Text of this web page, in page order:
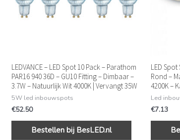
LEDVANCE – LED Spot 10 Pack – Parathom
PAR16 940 36D – GU10 Fitting – Dimbaar –
3.7W – Natuurlijk Wit 4000K | Vervangt 35W
5W led inbouwspots
€52.50
Bestellen bij BesLED.nl
LED
Rond –
4200K –
Led
€7.13